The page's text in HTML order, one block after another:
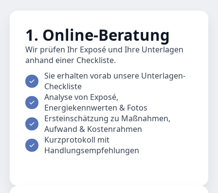
1. Online-Beratung
Wir prüfen Ihr Exposé und Ihre Unterlagen
anhand einer Checkliste.
Sie erhalten vorab unsere Unterlagen-
Checkliste
Analyse von Exposé,
Energiekennwerten & Fotos
Ersteinschätzung zu Maßnahmen,
Aufwand & Kostenrahmen
Kurzprotokoll mit
Handlungsempfehlungen